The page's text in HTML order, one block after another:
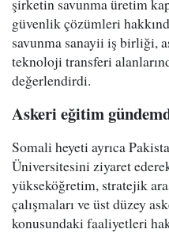
şirketin savunma üretim
güvenlik çözümleri
savunma sanayii iş birliği,
teknoloji transferi
değerlendirdi.
Askeri eğitim
Somali heyeti ayrıca
Üniversitesini ziyaret
yükseköğretim, stratejik
çalışmaları ve üst düzey
konusundaki faaliyetleri